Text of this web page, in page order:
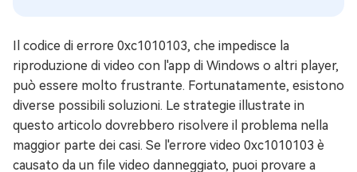
Il codice di errore 0xc1010103, che impedisce la
riproduzione di video con l'app di Windows o altri player,
può essere molto frustrante. Fortunatamente, esistono
diverse possibili soluzioni. Le strategie illustrate in
questo articolo dovrebbero risolvere il problema nella
maggior parte dei casi. Se l'errore video 0xc1010103 è
causato da un file video danneggiato, puoi provare a